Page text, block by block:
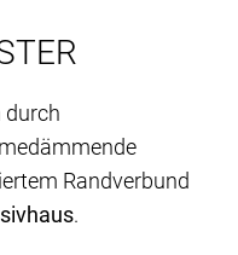
durch
Randverbund
.